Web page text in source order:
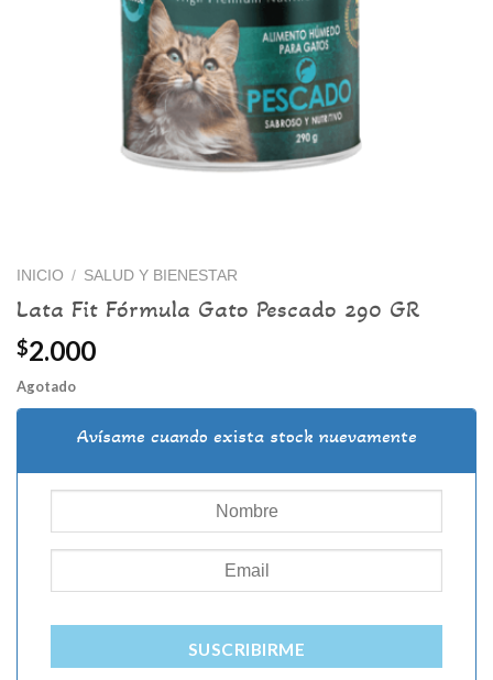
INICIO / SALUD Y BIENESTAR
Lata Fit Fórmula Gato Pescado 290 GR
$2.000
Agotado
Avísame cuando exista stock nuevamente
SUSCRIBIRME